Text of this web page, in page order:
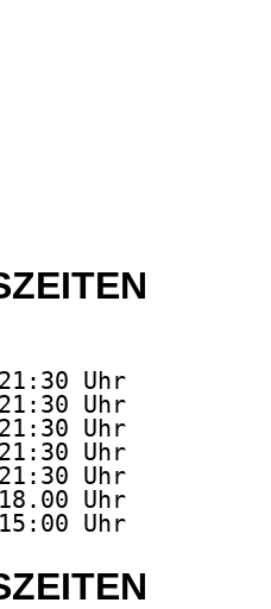
Uhr
Uhr
Uhr
Uhr
Uhr
Uhr
Uhr